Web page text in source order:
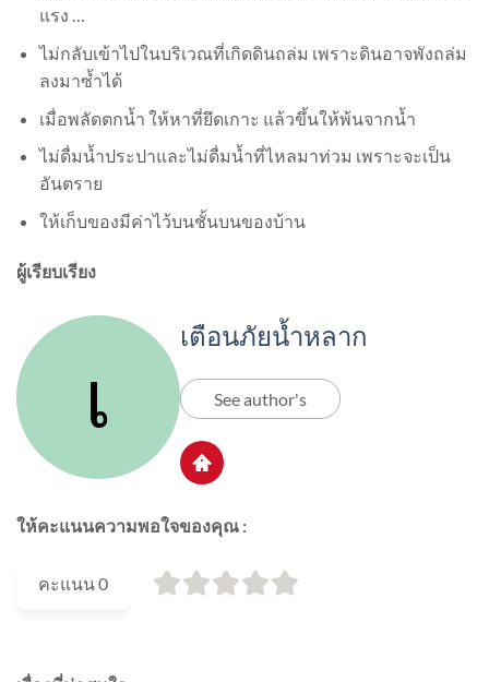
แรง …
ไม่กลับเข้าไปในบริเวณที่เกิดดินถล่ม เพราะดินอาจพังถล่ม
ลงมาซ้ำได้
เมื่อพลัดตกน้ำ ให้หาที่ยึดเกาะ แล้วขึ้นให้พ้นจากน้ำ
ไม่ดื่มน้ำประปาและไม่ดื่มน้ำที่ไหลมาท่วม เพราะจะเป็น
อันตราย
ให้เก็บของมีค่าไว้บนชั้นบนของบ้าน
ผู้เรียบเรียง
เตือนภัยน้ำหลาก
See author's
ให้คะแนนความพอใจของคุณ :
คะแนน0